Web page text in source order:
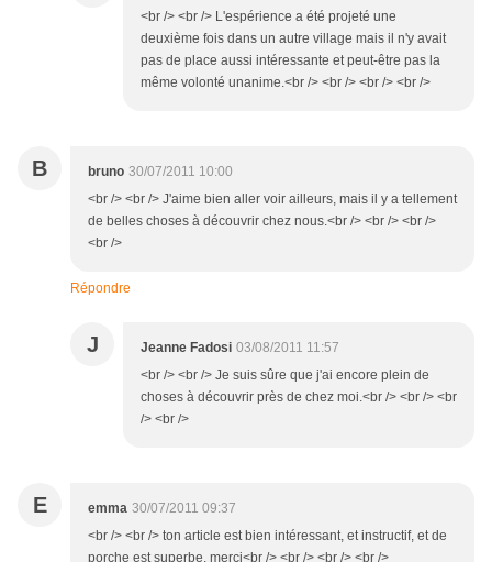
<br /> <br /> L'espérience a été projeté une
deuxième fois dans un autre village mais il n'y avait
pas de place aussi intéressante et peut-être pas la
même volonté unanime.<br /> <br /> <br /> <br />
B bruno 30/07/2011 10:00
<br /> <br /> J'aime bien aller voir ailleurs, mais il y a tellement
de belles choses à découvrir chez nous.<br /> <br /> <br />
<br />
Répondre
J Jeanne Fadosi 03/08/2011 11:57
<br /> <br /> Je suis sûre que j'ai encore plein de
choses à découvrir près de chez moi.<br /> <br /> <br
/> <br />
E emma 30/07/2011 09:37
<br /> <br /> ton article est bien intéressant, et instructif, et de
porche est superbe, merci<br /> <br /> <br /> <br />